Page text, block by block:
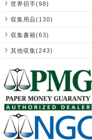
世界切手(98)
収集用品(130)
収集書籍(63)
其他収集(243)